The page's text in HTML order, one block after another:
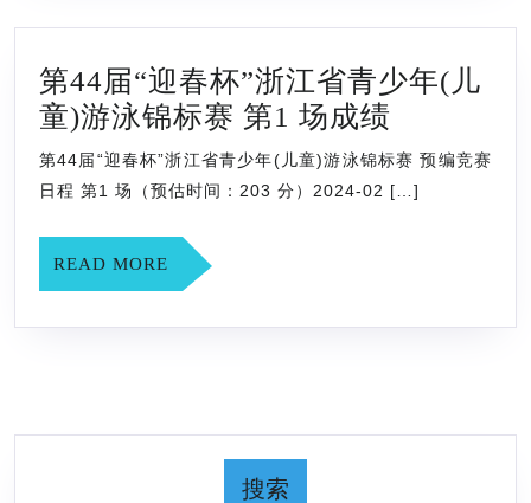
管
理
中
心
门
第44届“迎春杯”浙江省青少年(儿
童)游泳锦标赛 第1 场成绩
44
届
浙
青
第44届“迎春杯”浙江省青少年(儿童)游泳锦标赛 预编竞赛
日程 第1 场（预估时间：203 分）2024-02 […]
READ MORE READ
MORE
搜索